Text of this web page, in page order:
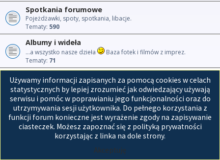
Spotkania forumowe
Pojeżdżawki, spoty, spotkania, libacje.
Tematy: 590
Albumy i wideła
...a wszystko nasze dzieła
Baza fotek i filmów z imprez.
Tematy: 71
Przejdź do
Używamy informacji zapisanych za pomocą cookies w celach
statystycznych by lepiej zrozumieć jak odwiedzający używają
serwisu i pomóc w poprawianiu jego funkcjonalności oraz do
utrzymywania sesji użytkownika. Do pełnego korzystania z
funkcji forum konieczne jest wyrażenie zgody na zapisywanie
ciasteczek. Możesz zapoznać się z polityką prywatności
korzystając z linka na dole strony.
Akceptuję
Strona główna
Technologię dostarcza phpBB® Forum Software © phpBB Limited
Polski pakiet językowy dostarczaphpBB.pl
GZIP: Off